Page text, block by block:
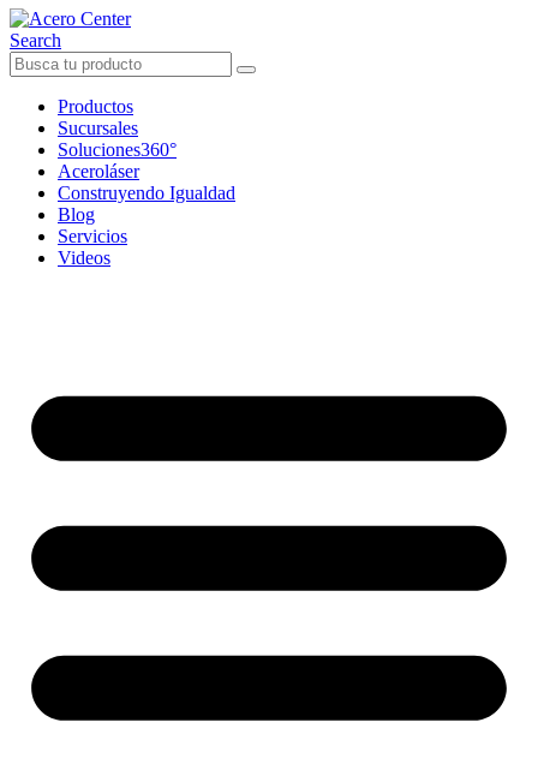
Search
Productos
Sucursales
Soluciones360°
Aceroláser
Construyendo Igualdad
Blog
Servicios
Videos